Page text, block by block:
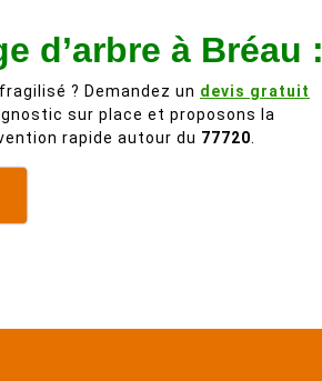
d’arbre à Bréau :
? Demandez un devis gratuit
sur place et proposons la
rapide autour du 77720